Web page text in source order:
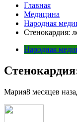
Главная
Медицина
Народная
Стенокардия:
Народная
Мария8 месяцев